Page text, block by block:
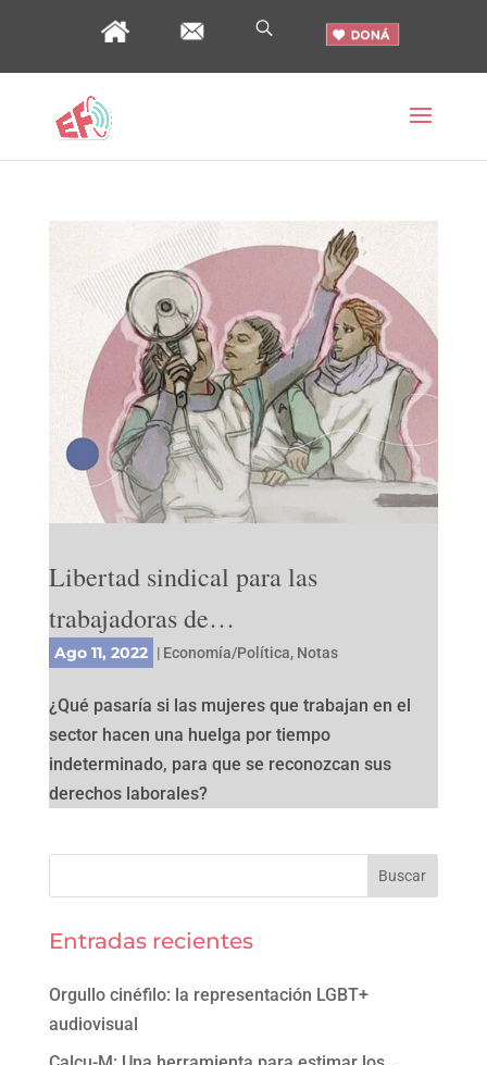
Libertad sindical para las
trabajadoras de…
Ago 11, 2022 | Economía/Política, Notas
¿Qué pasaría si las mujeres que trabajan en el
sector hacen una huelga por tiempo
indeterminado, para que se reconozcan sus
derechos laborales?
Entradas recientes
Orgullo cinéfilo: la representación LGBT+
audiovisual